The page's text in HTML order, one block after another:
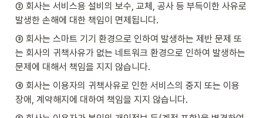
② 회사는 서비스용 설비의 보수, 교체, 공사 등 부득이한 사유로
발생한 손해에 대한 책임이 면제됩니다.
③ 회사는 스마트 기기 환경으로 인하여 발생하는 제반 문제 또
는 회사의 귀책사유가 없는 네트워크 환경으로 인하여 발생하는
문제에 대해서 책임을 지지 않습니다.
④ 회사는 이용자의 귀책사유로 인한 서비스의 중지 또는 이용
장애, 계약해지에 대하여 책임을 지지 않습니다.